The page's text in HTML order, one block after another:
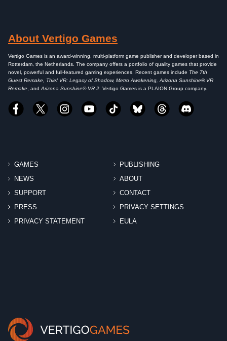
About Vertigo Games
Vertigo Games is an award-winning, multi-platform game publisher and developer based in
Rotterdam, the Netherlands. The company offers a portfolio of quality games that provide
novel, powerful and full-featured gaming experiences. Recent games include The 7th
Guest Remake, Thief VR: Legacy of Shadow, Metro Awakening, Arizona Sunshine® VR
Remake, andArizona Sunshine® VR 2. Vertigo Games is a PLAION Group company.
GAMES
PUBLISHING
NEWS
ABOUT
SUPPORT
CONTACT
PRESS
PRIVACY SETTINGS
PRIVACY STATEMENT
EULA